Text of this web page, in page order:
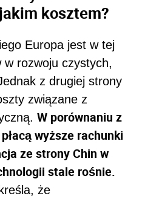
kosztem?
Europa jest w tej
w rozwoju czystych,
z drugiej strony
związane z
W porównaniu z
wyższe rachunki
ze strony Chin w
stale rośnie.
że